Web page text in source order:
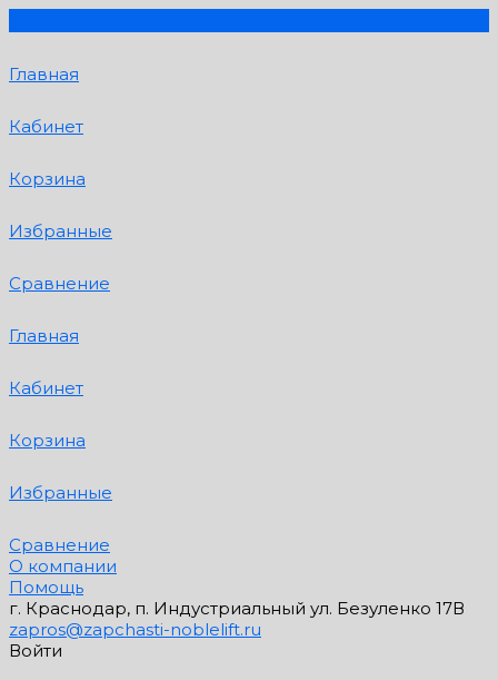
Главная
Кабинет
Корзина
Избранные
Сравнение
Главная
Кабинет
Корзина
Избранные
Сравнение
О компании
Помощь
г. Краснодар, п. Индустриальный ул. Безуленко 17В
zapros@zapchasti-noblelift.ru
Войти